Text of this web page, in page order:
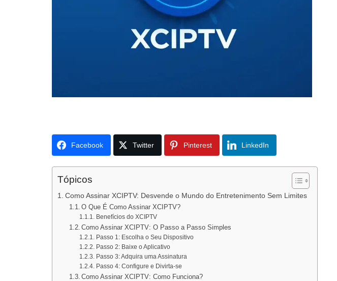
Facebook Twitter Pinterest LinkedIn
Tópicos
Como Assinar XCIPTV: Desvende o Mundo do Entretenimento Sem Limites
O Que É Como Assinar XCIPTV?
Benefícios do XCIPTV
Como Assinar XCIPTV: O Passo a Passo Simples
Passo 1: Escolha o Seu Dispositivo
Passo 2: Baixe o Aplicativo
Passo 3: Adquira uma Assinatura
Passo 4: Configure e Divirta-se
Como Assinar XCIPTV: Como Funciona?